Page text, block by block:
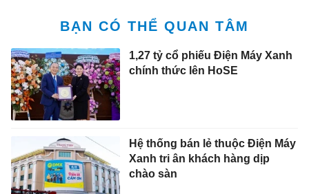
BẠN CÓ THỂ QUAN TÂM
1,27 tỷ cổ phiếu Điện Máy Xanh
chính thức lên HoSE
Hệ thống bán lẻ thuộc Điện Máy
Xanh tri ân khách hàng dịp
chào sàn